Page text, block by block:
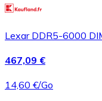
Lexar DDR5-6000
467,09 €
14,60 €/Go